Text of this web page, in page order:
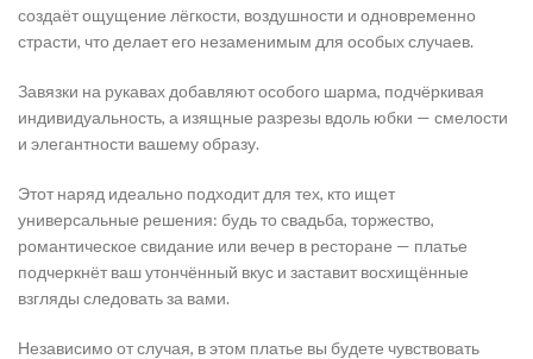
создаёт ощущение лёгкости, воздушности и одновременно
страсти, что делает его незаменимым для особых случаев.
Завязки на рукавах добавляют особого шарма, подчёркивая
индивидуальность, а изящные разрезы вдоль юбки — смелости
и элегантности вашему образу.
Этот наряд идеально подходит для тех, кто ищет
универсальные решения: будь то свадьба, торжество,
романтическое свидание или вечер в ресторане — платье
подчеркнёт ваш утончённый вкус и заставит восхищённые
взгляды следовать за вами.
Независимо от случая, в этом платье вы будете чувствовать